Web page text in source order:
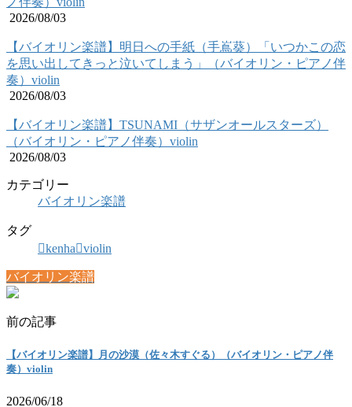
2026/08/03
【バイオリン楽譜】明日への手紙（手嶌葵）「いつかこの恋
を思い出してきっと泣いてしまう」（バイオリン・ピアノ伴
奏）violin
2026/08/03
【バイオリン楽譜】TSUNAMI（サザンオールスターズ）
（バイオリン・ピアノ伴奏）violin
2026/08/03
カテゴリー
バイオリン楽譜
タグ
kenha
violin
バイオリン楽譜
前の記事
【バイオリン楽譜】月の沙漠（佐々木すぐる）（バイオリン・ピアノ伴
奏）violin
2026/06/18